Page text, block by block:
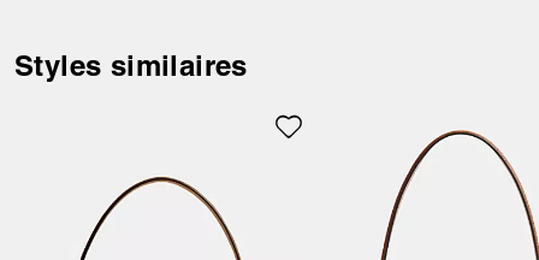
notre élément exclusif pour une
touche emblématique.
Styles similaires